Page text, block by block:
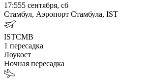
17:555 сентября, сб
Стамбул, Аэропорт Стамбула, IST
ISTCMB
1 пересадка
Лоукост
Ночная пересадка